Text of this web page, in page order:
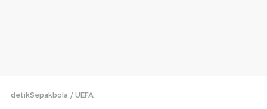
detikSepakbola UEFA